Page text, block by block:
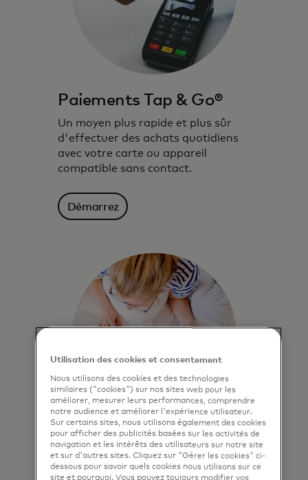
Paiements Tap & Go®
Un moyen plus rapide et plus sûr
d'effectuer des achats quotidiens
avec votre carte ou appareil
compatible sans contact.
Démarrez
Click to Pay
Paiement en ligne plus sécurisé.
Utilisation des cookies et consentement
Nous utilisons des cookies et des technologies
similaires ("cookies") sur nos sites web pour les
améliorer, mesurer leurs performances, comprendre
notre audience et améliorer l'expérience utilisateur.
Sur certains sites, nous utilisons également des cookies
pour afficher des publicités basées sur les activités de
navigation et les intérêts des utilisateurs sur notre site
et sur d'autres sites. Cliquez sur "Gérer les cookies" ci-
dessous pour savoir quels cookies nous utilisons sur ce
site et pourquoi. Vous pouvez toujours modifier vos